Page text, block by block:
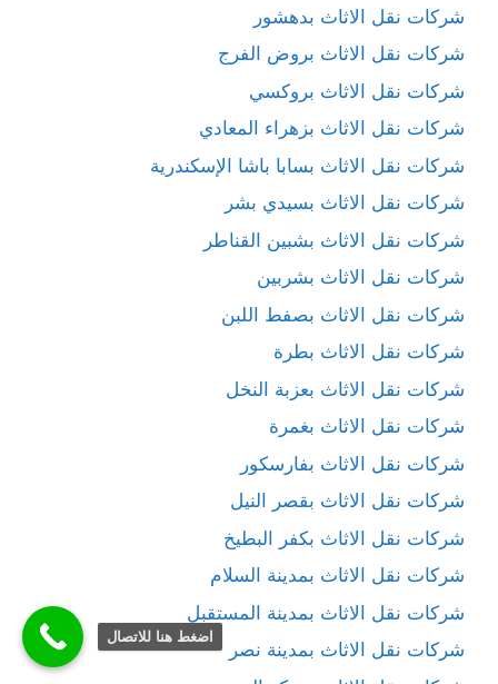
شركات نقل الاثاث بدهشور
شركات نقل الاثاث بروض الفرج
شركات نقل الاثاث بروكسي
شركات نقل الاثاث بزهراء المعادي
شركات نقل الاثاث بسابا باشا الإسكندرية
شركات نقل الاثاث بسيدي بشر
شركات نقل الاثاث بشبين القناطر
شركات نقل الاثاث بشربين
شركات نقل الاثاث بصفط اللبن
شركات نقل الاثاث بطرة
شركات نقل الاثاث بعزبة النخل
شركات نقل الاثاث بغمرة
شركات نقل الاثاث بفارسكور
شركات نقل الاثاث بقصر النيل
شركات نقل الاثاث بكفر البطيخ
شركات نقل الاثاث بمدينة السلام
شركات نقل الاثاث بمدينة المستقبل
شركات نقل الاثاث بمدينة نصر
اضغط هنا للاتصال